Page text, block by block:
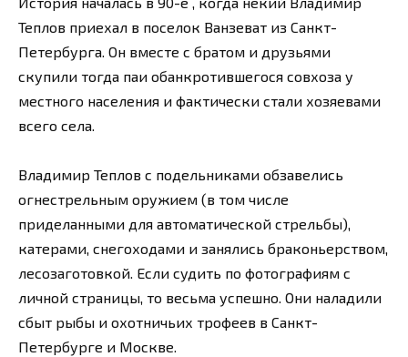
Теплов приехал в поселок Ванзеват из Санкт-
Петербурга. Он вместе с братом и друзьями
скупили тогда паи обанкротившегося совхоза у
местного населения и фактически стали хозяевами
всего села.
Владимир Теплов с подельниками обзавелись
огнестрельным оружием (в том числе
приделанными для автоматической стрельбы),
катерами, снегоходами и занялись браконьерством,
лесозаготовкой. Если судить по фотографиям с
личной страницы, то весьма успешно. Они наладили
сбыт рыбы и охотничьих трофеев в Санкт-
Петербурге и Москве.